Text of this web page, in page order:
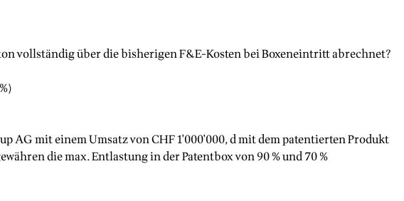
vollständig über die bisherigen F&E-Kosten bei Boxeneintritt abrechnet?
AG mit einem Umsatz von CHF 1'000'000, d mit dem patentierten Produkt
die max. Entlastung in der Patentbox von 90 % und 70 %